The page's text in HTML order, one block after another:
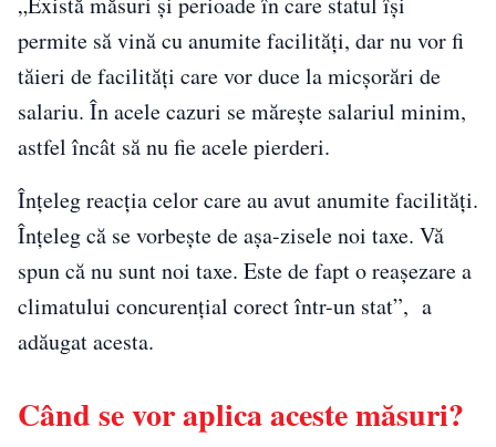
permite să vină cu anumite facilităţi, dar nu vor fi
tăieri de facilităţi care vor duce la micşorări de
salariu. În acele cazuri se măreşte salariul minim,
astfel încât să nu fie acele pierderi.
Înţeleg reacţia celor care au avut anumite facilităţi.
Înţeleg că se vorbeşte de aşa-zisele noi taxe. Vă
spun că nu sunt noi taxe. Este de fapt o reaşezare a
climatului concurenţial corect într-un stat”, a
adăugat acesta.
Când se vor aplica aceste măsuri?